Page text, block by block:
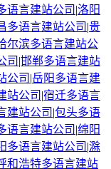
语言建站公司 |洛阳
多语言建站公司 |贵
尔滨多语言建站公
司 |邯郸多语言建站
公司 |岳阳多语言建
站公司 |宿迁多语言
建站公司 |包头多语
语言建站公司 |绵阳
多语言建站公司 |滁
和浩特多语言建站